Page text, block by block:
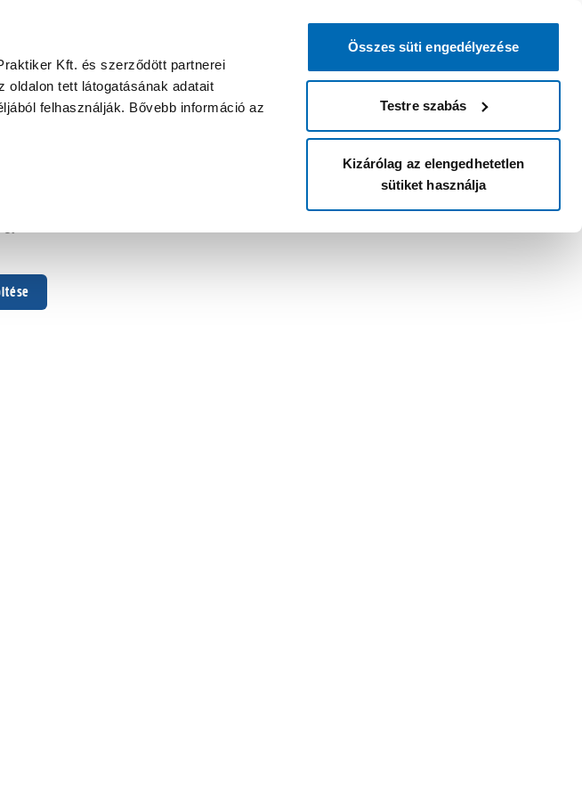
Kft. és szerződött partnerei
tett látogatásának adatait
felhasználják. Bővebb információ az
Összes süti engedélyezése
Testre szabás
Kizárólag az elengedhetetlen
sütiket használja